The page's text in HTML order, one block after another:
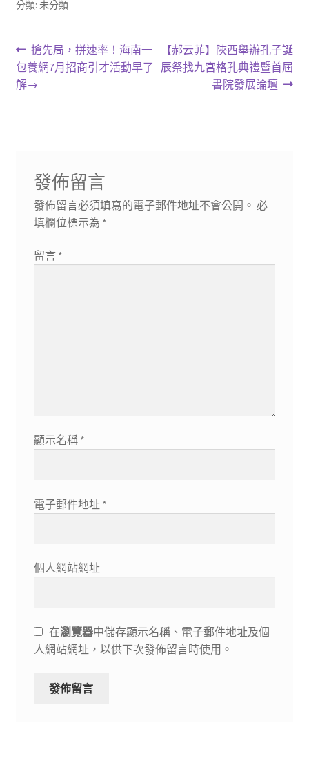
分類: 未分類
文
章
上
一
篇
搶先局，拼速率！海南一
包養網7月招商引才活動早了
解→
下
一
【郝云菲】陜西舉辦孔子誕
辰祭找九宮格孔典禮暨首屆
書院發展論壇
發佈留言
發佈留言必須填寫的電子郵件地址不會公開。 必
填欄位標示為 *
留言 *
顯示名稱 *
電子郵件地址 *
個人網站網址
在瀏覽器中儲存顯示名稱、電子郵件地址及個
人網站網址，以供下次發佈留言時使用。